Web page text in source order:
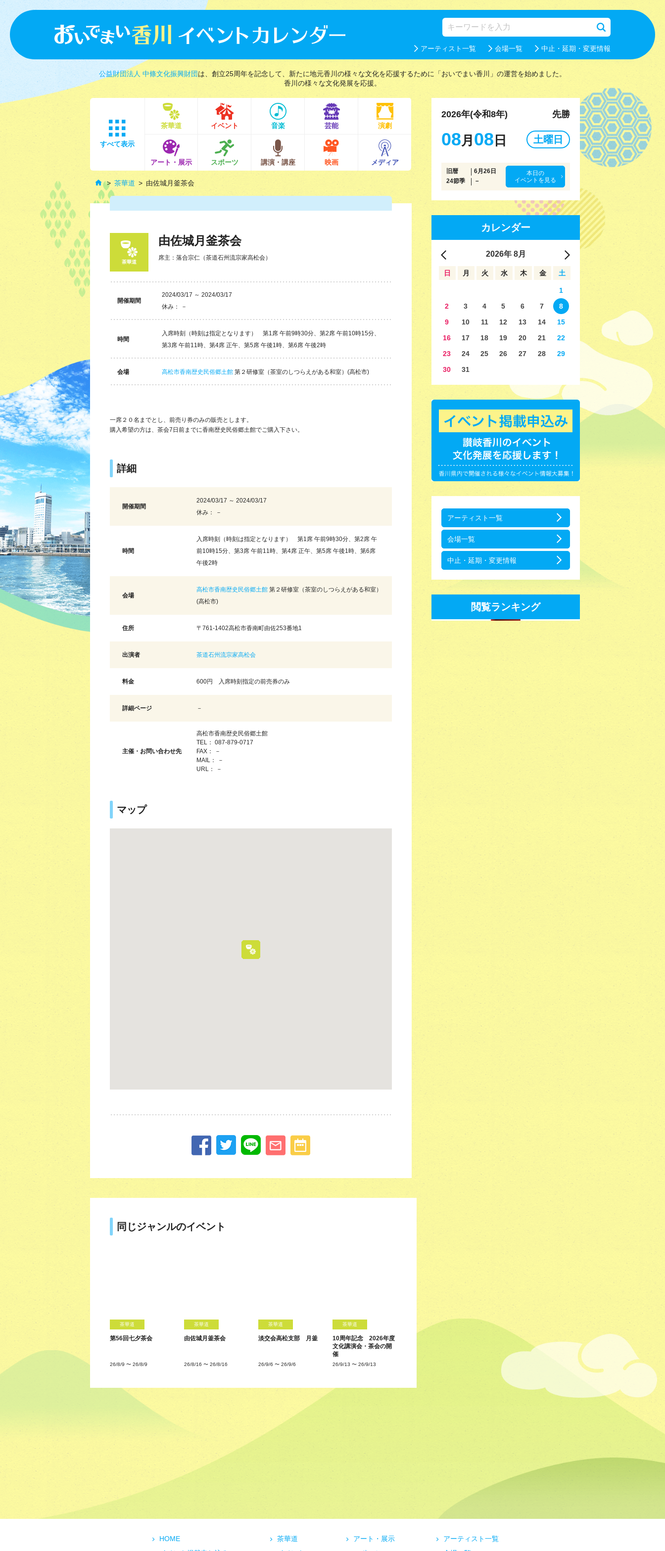
アーティスト一覧 会場一覧 中止・延期・変更情報
公益財団法人 中條文化振興財団は、創立25周年を記念して、新たに地元香川の様々な文化を応援するために「おいでまい香川」の運営を始めました。
香川の様々な文化発展を応援。
すべて表示
茶華道 イベント 音楽 芸能 演劇
アート・展示 スポーツ 講演・講座 映画 メディア
茶華道 由佐城月釜茶会
茶華道
由佐城月釜茶会
席主：落合宗仁（茶道石州流宗家高松会）
開催期間
2024/03/17 ～ 2024/03/17
休み： －
時間
入席時刻（時刻は指定となります） 第1席 午前9時30分、第2席 午前10時15分、
第3席 午前11時、第4席 正午、第5席 午後1時、第6席 午後2時
会場 高松市香南歴史民俗郷土館 第２研修室（茶室のしつらえがある和室）(高松市)
一席２０名までとし、前売り券のみの販売とします。
購入希望の方は、茶会7日前までに香南歴史民俗郷土館でご購入下さい。
詳細
開催期間
2024/03/17 ～ 2024/03/17
休み： －
時間
入席時刻（時刻は指定となります） 第1席 午前9時30分、第2席 午
前10時15分、第3席 午前11時、第4席 正午、第5席 午後1時、第6席
午後2時
会場
高松市香南歴史民俗郷土館 第２研修室（茶室のしつらえがある和室）
(高松市)
住所 〒761-1402高松市香南町由佐253番地1
出演者 茶道石州流宗家高松会
料金 600円 入席時刻指定の前売券のみ
詳細ページ －
主催・お問い合わせ先
高松市香南歴史民俗郷土館
TEL： 087-879-0717
FAX： －
MAIL： －
URL： －
マップ
同じジャンルのイベント
茶華道
第56回七夕茶会
26/8/9 〜 26/8/9
茶華道
由佐城月釜茶会
26/8/16 〜 26/8/16
茶華道
淡交会高松支部 月釜
26/9/6 〜 26/9/6
茶華道
10周年記念 2026年度
文化講演会・茶会の開
催
26/9/13 〜 26/9/13
2026年(令和8年) 先勝
08月 08 日 土曜日
旧暦
6月26日
24節季
－
本日の
イベントを見る
カレンダー
2026年 8月
日 月 火 水 木 金 土
1
2
3 4 5 6 7
8
9
10 11 12 13 14
15
16
17 18 19 20 21
22
23
24 25 26 27 28
29
30
31
アーティスト一覧
会場一覧
中止・延期・変更情報
閲覧ランキング
HOME
茶華道
アート・展示
アーティスト一覧